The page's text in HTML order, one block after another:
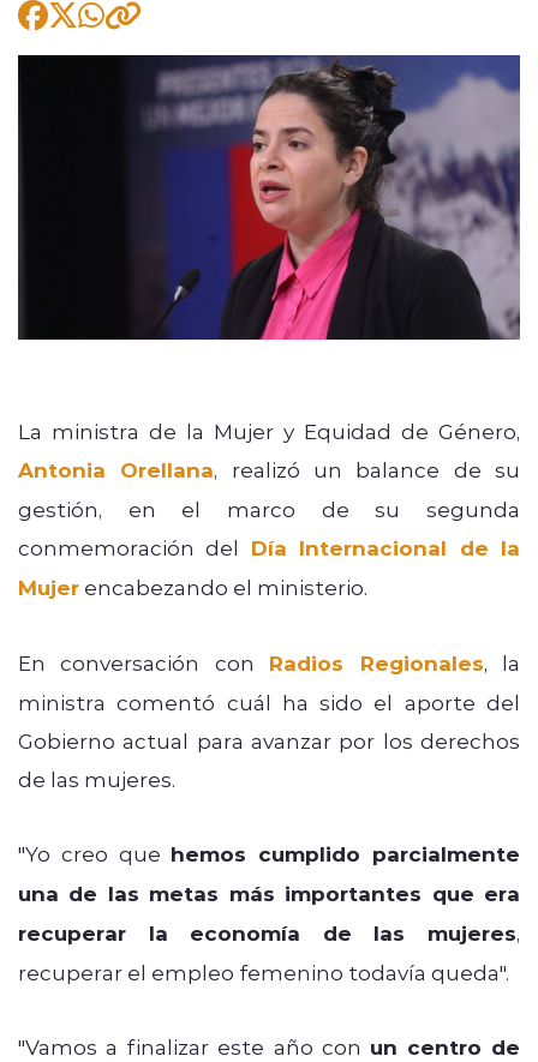
La ministra de la Mujer y Equidad de Género,
Antonia Orellana, realizó un balance de su
gestión, en el marco de su segunda
conmemoración del Día Internacional de la
Mujer encabezando el ministerio.
En conversación con Radios Regionales, la
ministra comentó cuál ha sido el aporte del
Gobierno actual para avanzar por los derechos
de las mujeres.
"Yo creo que hemos cumplido parcialmente
una de las metas más importantes que era
recuperar la economía de las mujeres,
recuperar el empleo femenino todavía queda".
"Vamos a finalizar este año con un centro de